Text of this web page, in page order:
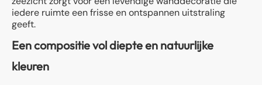
iedere ruimte een frisse en ontspannen uitstraling
geeft.
Een compositie vol diepte en natuurlijke
kleuren